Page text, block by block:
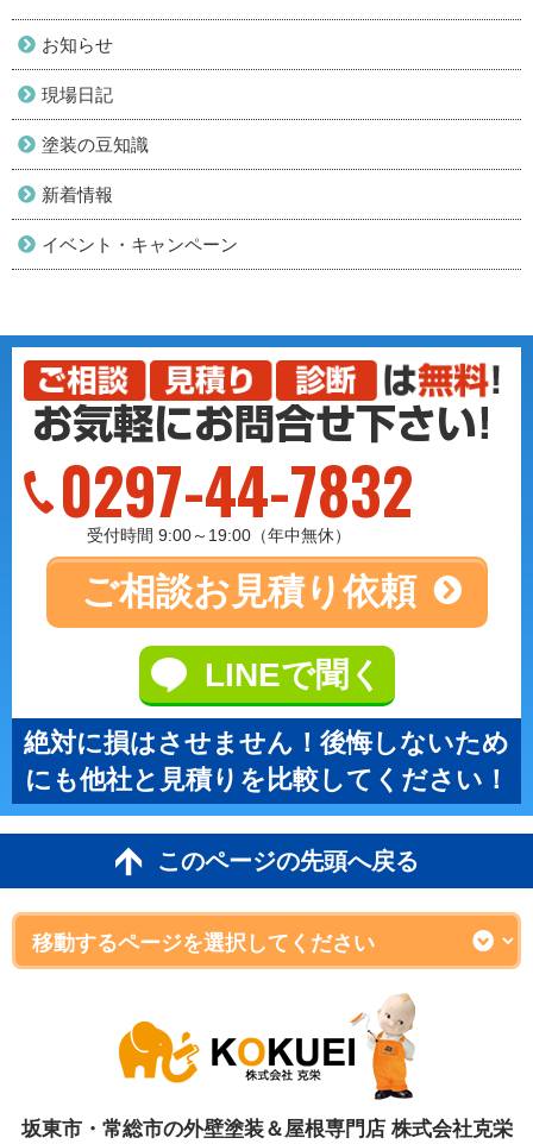
お知らせ
現場日記
塗装の豆知識
新着情報
イベント・キャンペーン
0297-44-7832
受付時間 9:00～19:00（年中無休）
ご相談お見積り依頼
LINEで聞く
絶対に損はさせません！後悔しないため
にも他社と見積りを比較してください！
このページの先頭へ戻る
坂東市・常総市の外壁塗装＆屋根専門店 株式会社克栄